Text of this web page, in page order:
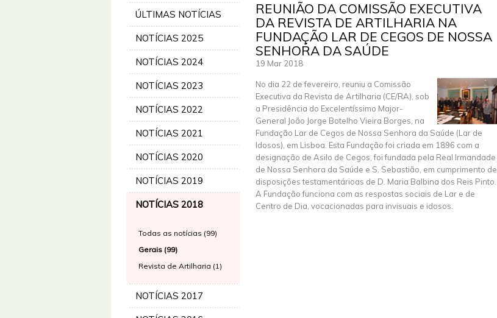
ÚLTIMAS NOTÍCIAS
NOTÍCIAS 2025
NOTÍCIAS 2024
NOTÍCIAS 2023
NOTÍCIAS 2022
NOTÍCIAS 2021
NOTÍCIAS 2020
NOTÍCIAS 2019
NOTÍCIAS 2018
Todas as notícias (99)
Gerais (99)
Revista de Artilharia (1)
NOTÍCIAS 2017
REUNIÃO DA COMISSÃO EXECUTIVA
DA REVISTA DE ARTILHARIA NA
FUNDAÇÃO LAR DE CEGOS DE NOSSA
SENHORA DA SAÚDE
19 Mar 2018
No dia 22 de fevereiro, reuniu a Comissão
Executiva da Revista de Artilharia (CE/RA), sob
a Presidência do Excelentíssimo Major-
General João Jorge Botelho Vieira Borges, na
Fundação Lar de Cegos de Nossa Senhora da Saúde (Lar de
Idosos), em Lisboa. Esta Fundação foi criada em 1896 com a
designação de Asilo de Cegos, foi fundada pela Real Irmandade
de Nossa Senhora da Saúde e S. Sebastião, em cumprimento de
disposições testamentárioas de D. Maria Balbina dos Reis Pinto.
A Fundação funciona com as respostas sociais de Lar e de
Centro de Dia, vocacionadas para invisuais e idosos.